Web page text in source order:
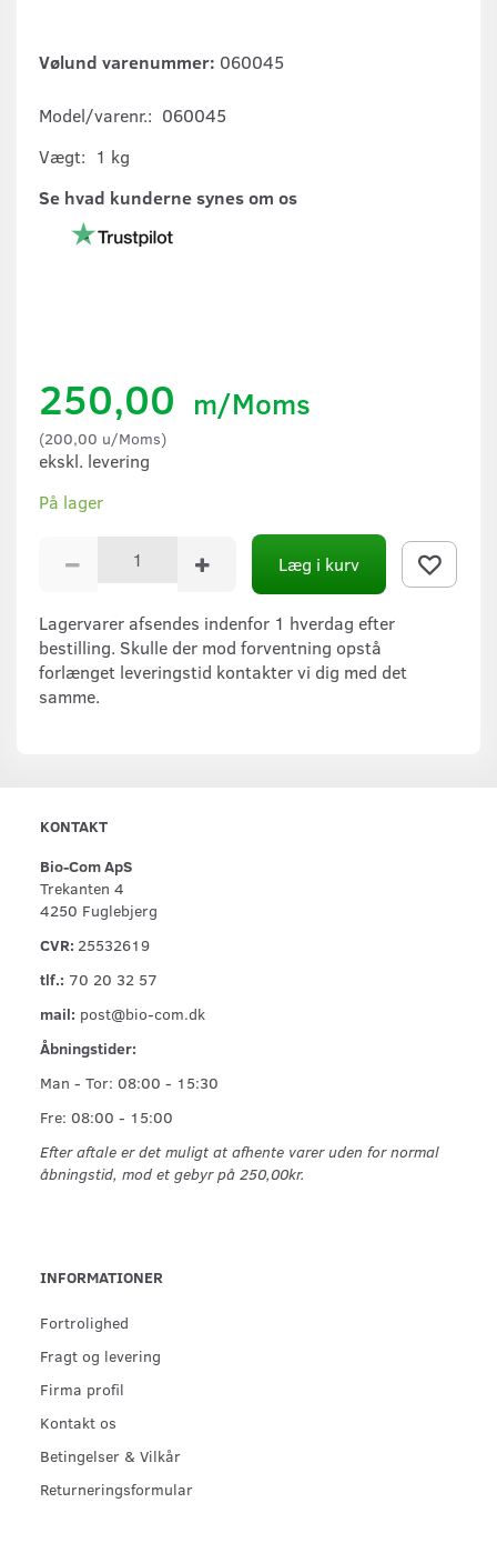
Vølund varenummer: 060045
Model/varenr.: 060045
Vægt: 1 kg
Se hvad kunderne synes om os
250,00 m/Moms
(200,00 u/Moms)
ekskl. levering
På lager
Læg i kurv
Lagervarer afsendes indenfor 1 hverdag efter
bestilling. Skulle der mod forventning opstå
forlænget leveringstid kontakter vi dig med det
samme.
KONTAKT
Bio-Com ApS
Trekanten 4
4250 Fuglebjerg
CVR: 25532619
tlf.: 70 20 32 57
mail: post@bio-com.dk
Åbningstider:
Man - Tor: 08:00 - 15:30
Fre: 08:00 - 15:00
Efter aftale er det muligt at afhente varer uden for normal
åbningstid, mod et gebyr på 250,00kr.
INFORMATIONER
Fortrolighed
Fragt og levering
Firma profil
Kontakt os
Betingelser & Vilkår
Returneringsformular